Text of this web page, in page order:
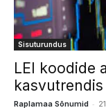
Sisuturundus
LEI koodide
kasvutrendis
Raplamaa Sõnumid -